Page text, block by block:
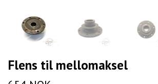
Flens til mellomaksel